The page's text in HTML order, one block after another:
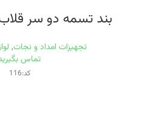
بند تسمه دو سر
تجهیزات امداد و نجات,
تماس
کد:116